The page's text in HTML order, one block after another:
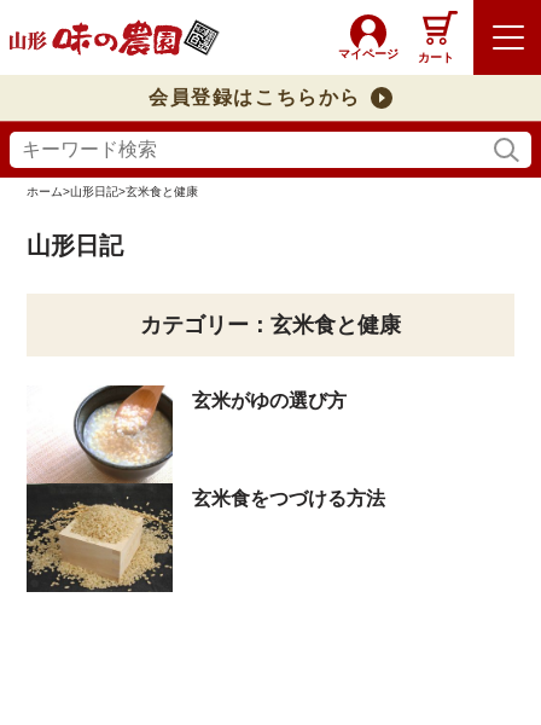
マイページ カート
会員登録はこちらから
ホーム>山形日記>玄米食と健康
山形日記
カテゴリー：玄米食と健康
玄米がゆの選び方
玄米食をつづける方法